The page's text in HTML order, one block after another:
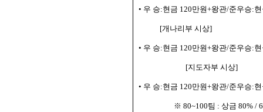
• 우 승:현금 120만원+왕관/준우승:
[개나리부 시상]
• 우 승:현금 120만원+왕관/준우승:
[지도자부 시상]
• 우 승:현금 120만원+왕관/준우승:
※ 80~100팀 : 상금 80% /